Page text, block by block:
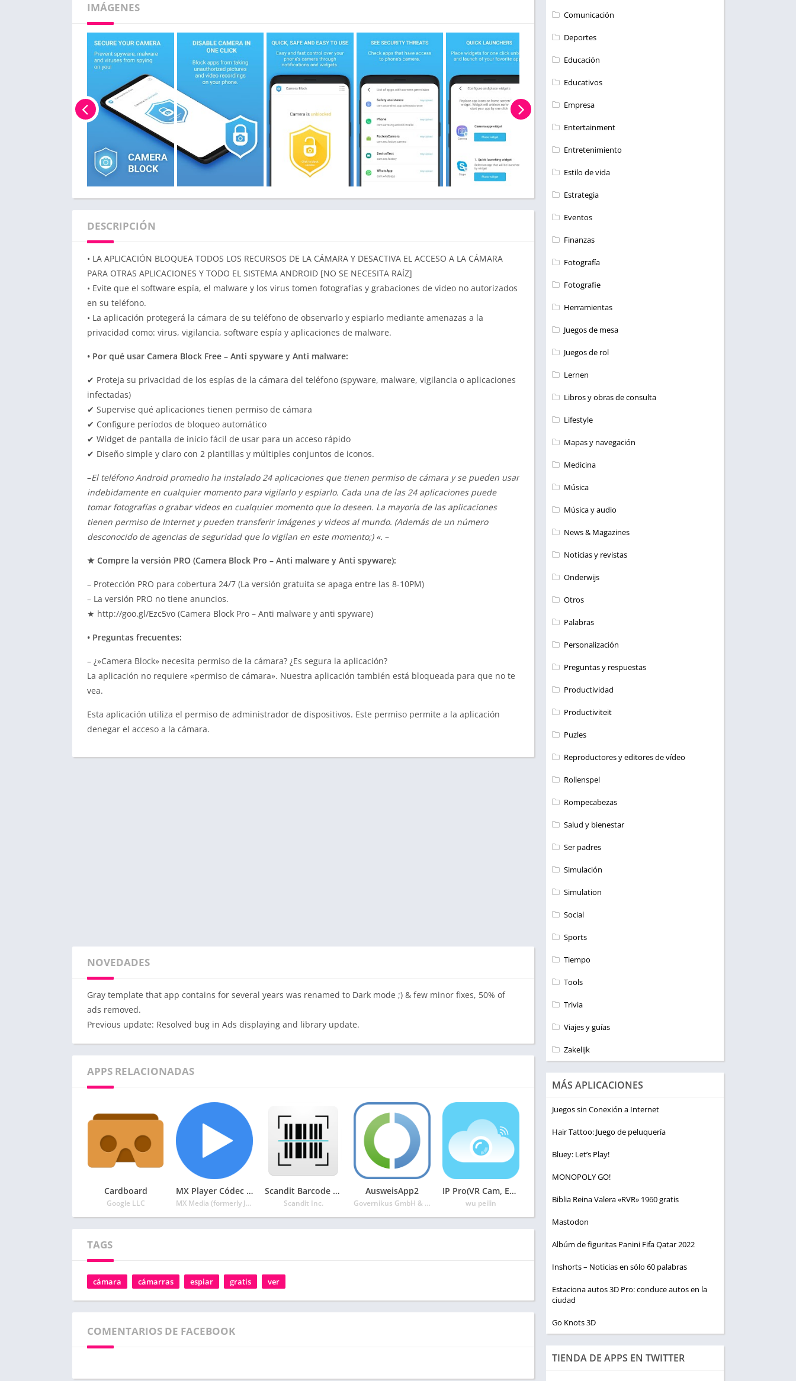
IMÁGENES
DESCRIPCIÓN
• LA APLICACIÓN BLOQUEA TODOS LOS RECURSOS DE LA CÁMARA Y DESACTIVA EL ACCESO A LA CÁMARA
PARA OTRAS APLICACIONES Y TODO EL SISTEMA ANDROID [NO SE NECESITA RAÍZ]
• Evite que el software espía, el malware y los virus tomen fotografías y grabaciones de video no autorizados
en su teléfono.
• La aplicación protegerá la cámara de su teléfono de observarlo y espiarlo mediante amenazas a la
privacidad como: virus, vigilancia, software espía y aplicaciones de malware.
• Por qué usar Camera Block Free – Anti spyware y Anti malware:
✔ Proteja su privacidad de los espías de la cámara del teléfono (spyware, malware, vigilancia o aplicaciones
infectadas)
✔ Supervise qué aplicaciones tienen permiso de cámara
✔ Configure períodos de bloqueo automático
✔ Widget de pantalla de inicio fácil de usar para un acceso rápido
✔ Diseño simple y claro con 2 plantillas y múltiples conjuntos de iconos.
–El teléfono Android promedio ha instalado 24 aplicaciones que tienen permiso de cámara y se pueden usar
indebidamente en cualquier momento para vigilarlo y espiarlo. Cada una de las 24 aplicaciones puede
tomar fotografías o grabar videos en cualquier momento que lo deseen. La mayoría de las aplicaciones
tienen permiso de Internet y pueden transferir imágenes y videos al mundo. (Además de un número
desconocido de agencias de seguridad que lo vigilan en este momento;) «. –
★ Compre la versión PRO (Camera Block Pro – Anti malware y Anti spyware):
– Protección PRO para cobertura 24/7 (La versión gratuita se apaga entre las 8-10PM)
– La versión PRO no tiene anuncios.
★ http://goo.gl/Ezc5vo (Camera Block Pro – Anti malware y anti spyware)
• Preguntas frecuentes:
– ¿»Camera Block» necesita permiso de la cámara? ¿Es segura la aplicación?
La aplicación no requiere «permiso de cámara». Nuestra aplicación también está bloqueada para que no te
vea.
Esta aplicación utiliza el permiso de administrador de dispositivos. Este permiso permite a la aplicación
denegar el acceso a la cámara.
NOVEDADES
Gray template that app contains for several years was renamed to Dark mode ;) & few minor fixes, 50% of
ads removed.
Previous update: Resolved bug in Ads displaying and library update.
APPS RELACIONADAS
Cardboard
Google LLC
MX Player Códec (ARMv6)
MX Media (formerly J2 Interactive)
Scandit Barcode Scanner Demo
Scandit Inc.
AusweisApp2
Governikus GmbH & Co. KG
IP Pro(VR Cam, EseeCloud)
wu peilin
TAGS
cámara cámarras espiar gratis ver
COMENTARIOS DE FACEBOOK
Comunicación
Deportes
Educación
Educativos
Empresa
Entertainment
Entretenimiento
Estilo de vida
Estrategia
Eventos
Finanzas
Fotografía
Fotografie
Herramientas
Juegos de mesa
Juegos de rol
Lernen
Libros y obras de consulta
Lifestyle
Mapas y navegación
Medicina
Música
Música y audio
News & Magazines
Noticias y revistas
Onderwijs
Otros
Palabras
Personalización
Preguntas y respuestas
Productividad
Productiviteit
Puzles
Reproductores y editores de vídeo
Rollenspel
Rompecabezas
Salud y bienestar
Ser padres
Simulación
Simulation
Social
Sports
Tiempo
Tools
Trivia
Viajes y guías
Zakelijk
MÁS APLICACIONES
Juegos sin Conexión a Internet
Hair Tattoo: Juego de peluquería
Bluey: Let’s Play!
MONOPOLY GO!
Biblia Reina Valera «RVR» 1960 gratis
Mastodon
Albúm de figuritas Panini Fifa Qatar 2022
Inshorts – Noticias en sólo 60 palabras
Estaciona autos 3D Pro: conduce autos en la
ciudad
Go Knots 3D
TIENDA DE APPS EN TWITTER